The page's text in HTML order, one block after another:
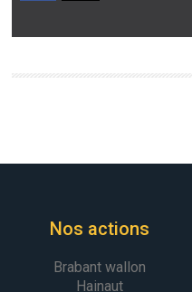
Nos actions
Brabant wallon
Hainaut